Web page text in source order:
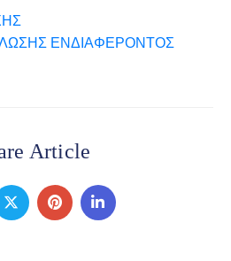
ΕΝΔΙΑΦΕΡΟΝΤΟΣ
Article